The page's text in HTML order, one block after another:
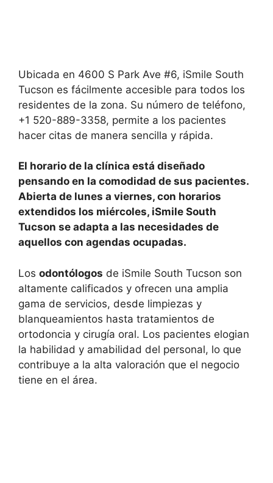
Ubicada en 4600 S Park Ave #6, iSmile South
Tucson es fácilmente accesible para todos los
residentes de la zona. Su número de teléfono,
+1 520-889-3358, permite a los pacientes
hacer citas de manera sencilla y rápida.
El horario de la clínica está diseñado
pensando en la comodidad de sus pacientes.
Abierta de lunes a viernes, con horarios
extendidos los miércoles, iSmile South
Tucson se adapta a las necesidades de
aquellos con agendas ocupadas.
Los odontólogos de iSmile South Tucson son
altamente calificados y ofrecen una amplia
gama de servicios, desde limpiezas y
blanqueamientos hasta tratamientos de
ortodoncia y cirugía oral. Los pacientes elogian
la habilidad y amabilidad del personal, lo que
contribuye a la alta valoración que el negocio
tiene en el área.